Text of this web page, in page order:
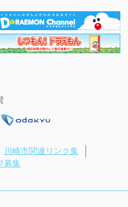
川崎市関連リンク集
募集